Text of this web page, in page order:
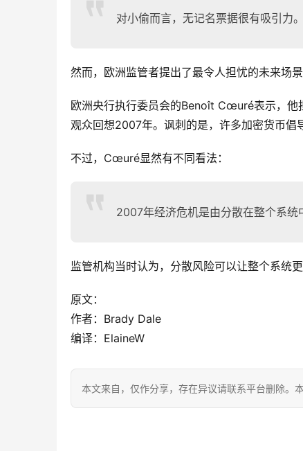
对小偷而言，无记名票据很有吸引力
然而，欧洲监管者提出了最令人担忧的未来场景
欧洲央行执行委员会的Benoît Cœuré表示，他
观众回想2007年。讽刺的是，许多加密货币倡
不过，Cœuré显然有不同看法：
2007年经济危机是由分散在整个系统
监管机构当时认为，分散风险可以让整个系统
原文：
作者：Brady Dale
编译：ElaineW
本文来自 ，仅作分享，存在异议请联系平台删除。